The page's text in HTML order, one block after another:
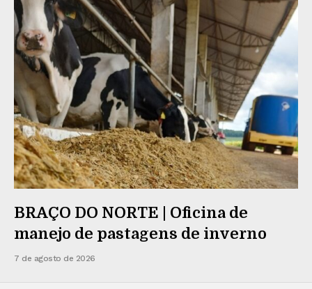
BRAÇO DO NORTE | Oficina de
manejo de pastagens de inverno
7 de agosto de 2026